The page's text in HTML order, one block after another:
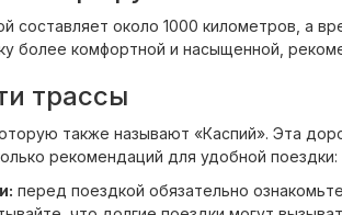
около 1000 километров, а
более комфортной и насыщенной,
трассы
также называют «Каспий». Эта
рекомендаций для удобной поездки:
перед поездкой обязательно